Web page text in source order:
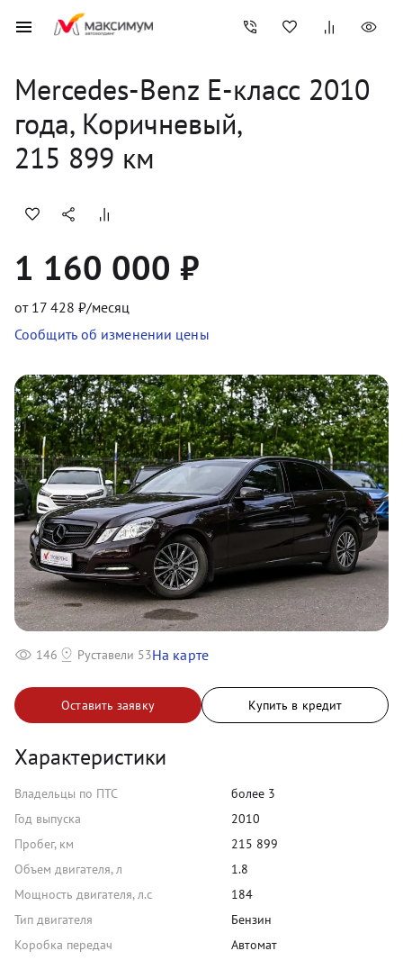
Mercedes-Benz E-класс 2010
года, Коричневый,
215 899 км
1 160 000 ₽
от 17 428 ₽/месяц
Сообщить об изменении цены
Оставить заявку Купить в кредит
Характеристики
Владельцы по ПТС
более 3
Год выпуска
2010
Пробег, км
215 899
Объем двигателя, л
1.8
Мощность двигателя, л.с
184
Тип двигателя
Бензин
Коробка передач
Автомат
146 Руставели 53На карте